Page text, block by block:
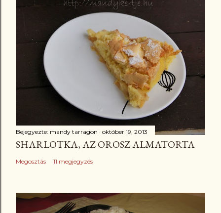
Bejegyezte: mandy tarragon október 19, 2013
SHARLOTKA, AZ OROSZ ALMATORTA
Megosztás 11 megjegyzés